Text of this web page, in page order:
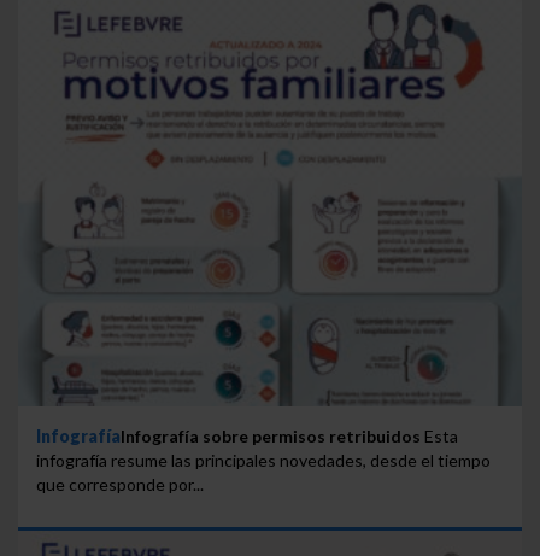
InfografíaInfografía sobre permisos retribuidos Esta
infografía resume las principales novedades, desde el tiempo
que corresponde por...